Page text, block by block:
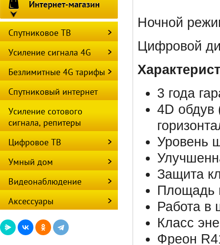
Ночной
Цифровой
3 года
4D обдув
Уровень
Защита
Площадь
Работа в
Класс
Фреон
Спутниковое ТВ
Усиление сигнала 4G
Безлимитные 4G тарифы
Спутниковый интернет
Усиление сотового
сигнала, репитеры
Цифровое ТВ
Умный дом
Видеонаблюдение
Аксессуары